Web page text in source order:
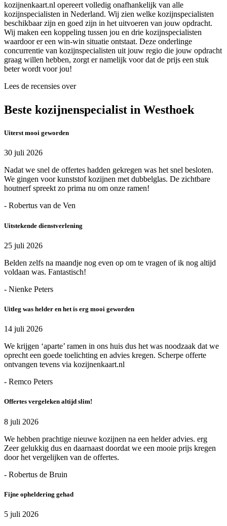
kozijnenkaart.nl opereert volledig onafhankelijk van alle
kozijnspecialisten in Nederland. Wij zien welke kozijnspecialisten
beschikbaar zijn en goed zijn in het uitvoeren van jouw opdracht.
Wij maken een koppeling tussen jou en drie kozijnspecialisten
waardoor er een win-win situatie ontstaat. Deze onderlinge
concurrentie van kozijnspecialisten uit jouw regio die jouw opdracht
graag willen hebben, zorgt er namelijk voor dat de prijs een stuk
beter wordt voor jou!
Lees de recensies over
Beste kozijnenspecialist in Westhoek
Uiterst mooi geworden
30 juli 2026
Nadat we snel de offertes hadden gekregen was het snel besloten.
We gingen voor kunststof kozijnen met dubbelglas. De zichtbare
houtnerf spreekt zo prima nu om onze ramen!
- Robertus van de Ven
Uitstekende dienstverlening
25 juli 2026
Belden zelfs na maandje nog even op om te vragen of ik nog altijd
voldaan was. Fantastisch!
- Nienke Peters
Uitleg was helder en het is erg mooi geworden
14 juli 2026
We krijgen ‘aparte’ ramen in ons huis dus het was noodzaak dat we
oprecht een goede toelichting en advies kregen. Scherpe offerte
ontvangen tevens via kozijnenkaart.nl
- Remco Peters
Offertes vergeleken altijd slim!
8 juli 2026
We hebben prachtige nieuwe kozijnen na een helder advies. erg
Zeer gelukkig dus en daarnaast doordat we een mooie prijs kregen
door het vergelijken van de offertes.
- Robertus de Bruin
Fijne opheldering gehad
5 juli 2026